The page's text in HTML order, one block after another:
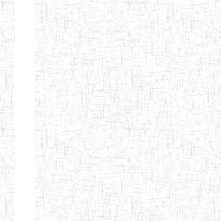
Afficher Page 7 sur 13 Total: 307
Début Préc. 2 3 4 5 6
7
Suivant
Fin
MOKOLO
Etablissements
d'enseignement